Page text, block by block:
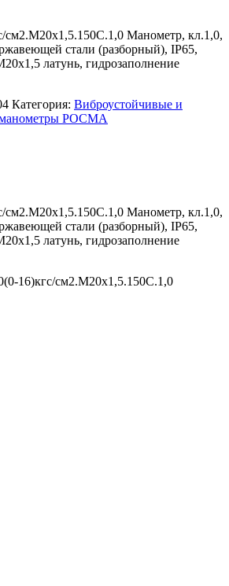
Манометр, кл.1,0,
стали (разборный), IP65,
латунь, гидрозаполнение
Категория: Виброустойчивые и
манометры РОСМА
Манометр, кл.1,0,
стали (разборный), IP65,
латунь, гидрозаполнение
16)кгс/см2.М20х1,5.150С.1,0